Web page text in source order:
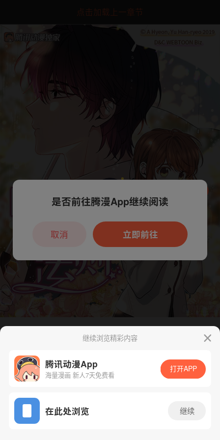
点击加载上一章节
App免费看
腾漫App免费看
继续浏览精彩内容
腾讯动漫App
海量漫画 新人7天免费看
打开APP
在此处浏览 继续
本章节仅支持App阅读，可打开App新用
户7天免费看
是否前往腾漫App继续阅读
立即前往
取消